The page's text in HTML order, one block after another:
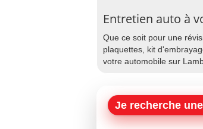
Entretien auto à
Que ce soit pour une
plaquettes, kit
votre automobile sur
Je recherche